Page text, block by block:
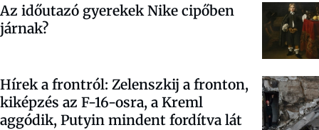
Az időutazó gyerekek Nike cipőben
járnak?
Hírek a frontról: Zelenszkij a fronton,
kiképzés az F-16-osra, a Kreml
aggódik, Putyin mindent fordítva lát